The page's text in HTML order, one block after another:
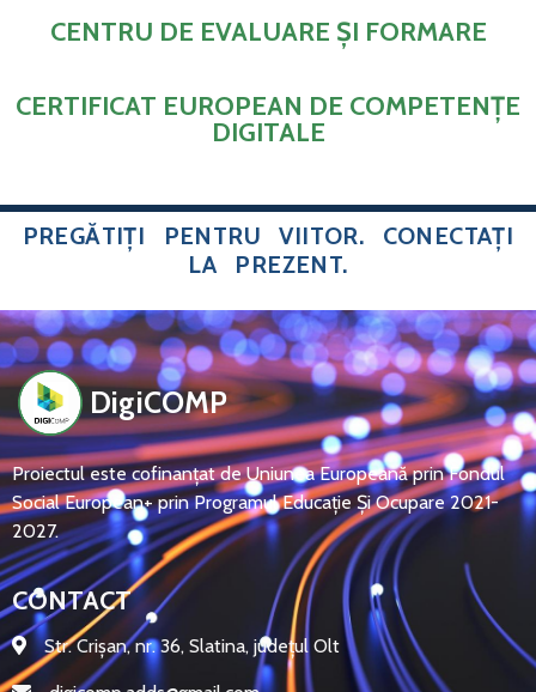
CENTRU DE EVALUARE ȘI FORMARE
CERTIFICAT EUROPEAN DE COMPETENȚE
DIGITALE
PREGĂTIȚI PENTRU VIITOR. CONECTAȚI
LA PREZENT.
DigiCOMP
Proiectul este cofinanțat de Uniunea Europeană prin Fondul
Social European+ prin Programul Educație Și Ocupare 2021-
2027.
CONTACT
Str. Crișan, nr. 36, Slatina, județul Olt